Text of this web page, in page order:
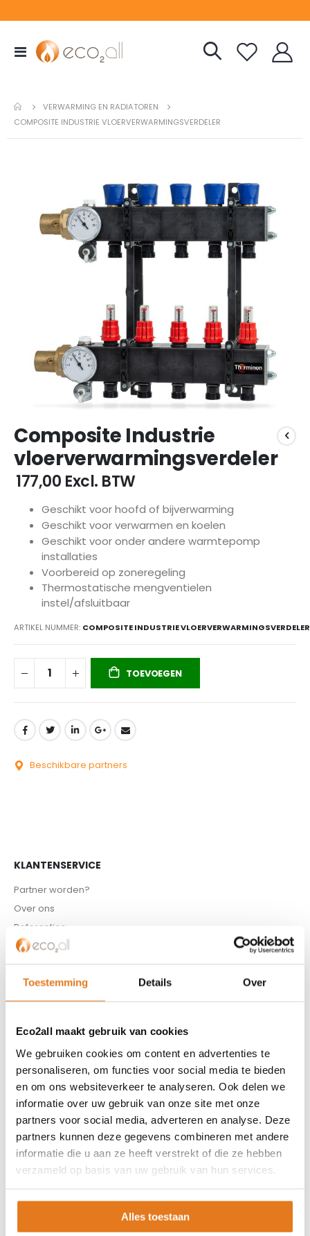
Toestemming Details Over
Eco2all maakt gebruik van cookies
We gebruiken cookies om content en advertenties te
personaliseren, om functies voor social media te bieden
en om ons websiteverkeer te analyseren. Ook delen we
informatie over uw gebruik van onze site met onze
partners voor social media, adverteren en analyse. Deze
partners kunnen deze gegevens combineren met andere
informatie die u aan ze heeft verstrekt of die ze hebben
verzameld op basis van uw gebruik van hun services.
Alles toestaan
Toggle
Nav
VERWARMING EN RADIATOREN
COMPOSITE INDUSTRIE VLOERVERWARMINGSVERDELER
naar
het
begin
van
de
afbeeldingen-
Composite Industrie
vloerverwarmingsverdeler
€ 177,00 Excl. BTW
Geschikt voor hoofd of bijverwarming
Geschikt voor verwarmen en koelen
Geschikt voor onder andere warmtepomp
installaties
Voorbereid op zoneregeling
Thermostatische mengventielen
instel/afsluitbaar
ARTIKEL NUMMER COMPOSITE INDUSTRIE VLOERVERWARMINGSVERDELER
TOEVOEGEN
Beschikbare partners
KLANTENSERVICE
Partner worden?
Over ons
Referenties
Privacybeleid
ISDE-subsidie
Partner Locator
ASSORTIMENT
Appendages
Biomassa ketels
Boilers
Buffervaten
Controllers
CV haard
Hoge temperatuur warmtepomp